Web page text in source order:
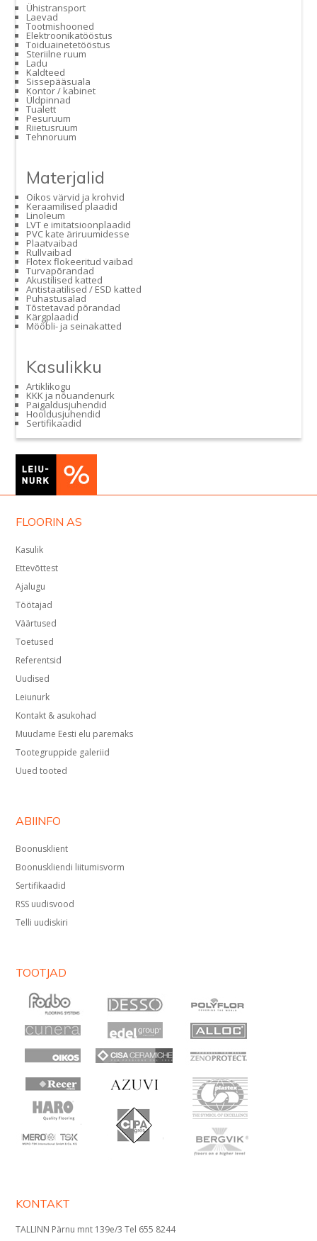
Ühistransport
Laevad
Tootmishooned
Elektroonikatööstus
Toiduainetetööstus
Steriilne ruum
Ladu
Kaldteed
Sissepääsuala
Kontor / kabinet
Üldpinnad
Tualett
Pesuruum
Riietusruum
Tehnoruum
Materjalid
Oikos värvid ja krohvid
Keraamilised plaadid
Linoleum
LVT e imitatsioonplaadid
PVC kate äriruumidesse
Plaatvaibad
Rullvaibad
Flotex flokeeritud vaibad
Turvapõrandad
Akustilised katted
Antistaatilised / ESD katted
Puhastusalad
Tõstetavad põrandad
Kärgplaadid
Mööbli- ja seinakatted
Kasulikku
Artiklikogu
KKK ja nõuandenurk
Paigaldusjuhendid
Hooldusjuhendid
Sertifikaadid
FLOORIN AS
Kasulik
Ettevõttest
Ajalugu
Töötajad
Väärtused
Toetused
Referentsid
Uudised
Leiunurk
Kontakt & asukohad
Muudame Eesti elu paremaks
Tootegruppide galeriid
Uued tooted
ABIINFO
Boonusklient
Boonuskliendi liitumisvorm
Sertifikaadid
RSS uudisvood
Telli uudiskiri
TOOTJAD
KONTAKT
TALLINN Pärnu mnt 139e/3 Tel 655 8244